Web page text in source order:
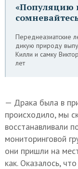
«Популяцию
Переднеазиатские
дикую природу
Килли и самку
лет
— Драка была в
происходило, мы
восстанавливали
мониторинговой
они пришли на
как. Оказалось,